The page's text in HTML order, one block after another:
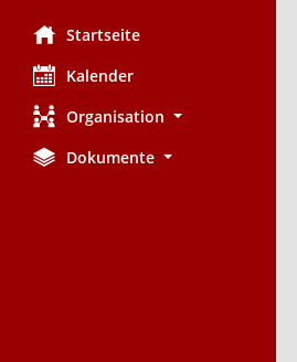
Startseite
Kalender
Organisation
Dokumente